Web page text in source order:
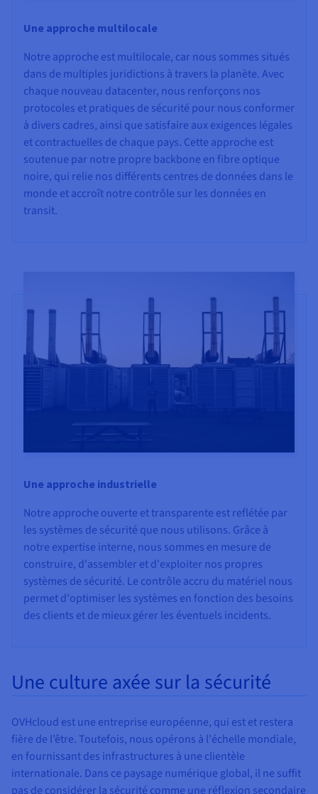
Une approche multilocale
Notre approche est multilocale, car nous sommes situés
dans de multiples juridictions à travers la planète. Avec
chaque nouveau datacenter, nous renforçons nos
protocoles et pratiques de sécurité pour nous conformer
à divers cadres, ainsi que satisfaire aux exigences légales
et contractuelles de chaque pays. Cette approche est
soutenue par notre propre backbone en fibre optique
noire, qui relie nos différents centres de données dans le
monde et accroît notre contrôle sur les données en
transit.
Une approche industrielle
Notre approche ouverte et transparente est reflétée par
les systèmes de sécurité que nous utilisons. Grâce à
notre expertise interne, nous sommes en mesure de
construire, d'assembler et d'exploiter nos propres
systèmes de sécurité. Le contrôle accru du matériel nous
permet d'optimiser les systèmes en fonction des besoins
des clients et de mieux gérer les éventuels incidents.
Une culture axée sur la sécurité
OVHcloud est une entreprise européenne, qui est et restera
fière de l’être. Toutefois, nous opérons à l'échelle mondiale,
en fournissant des infrastructures à une clientèle
internationale. Dans ce paysage numérique global, il ne suffit
pas de considérer la sécurité comme une réflexion secondaire